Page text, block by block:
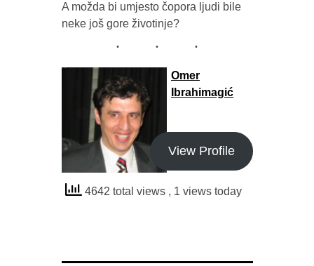
A možda bi umjesto čopora ljudi bile
neke još gore životinje?
Omer
Ibrahimagić
View Profile
4642 total views , 1 views today